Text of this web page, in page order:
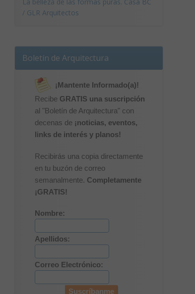
/ GLR Arquitectos
Boletín de Arquitectura
¡Mantente Informado(a)!
Recibe GRATIS una suscripción
al "Boletín de Arquitectura" con
decenas de ¡noticias, eventos,
links de interés y planos!
Recibirás una copia directamente
en tu buzón de correo
semanalmente. Completamente
¡GRATIS!
Nombre:
Apellidos:
Correo Electrónico: